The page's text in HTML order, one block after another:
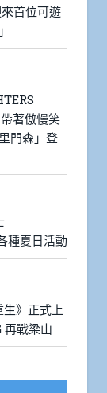
首位可遊
著傲慢笑
門森」登
種夏日活動
》正式上
再戰梁山